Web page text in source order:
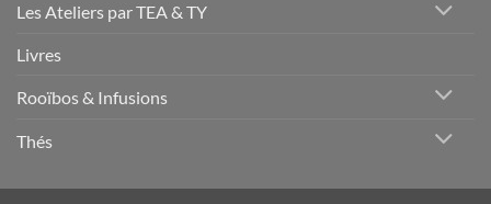
Les Ateliers par TEA & TY
Livres
Rooïbos & Infusions
Thés